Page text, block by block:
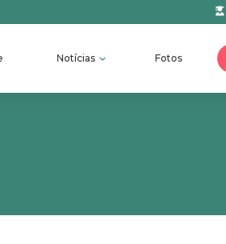
Notícias Fotos